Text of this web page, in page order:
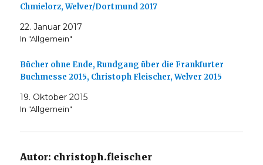
Chmielorz, Welver/Dortmund 2017
22. Januar 2017
In "Allgemein"
Bücher ohne Ende, Rundgang über die Frankfurter
Buchmesse 2015, Christoph Fleischer, Welver 2015
19. Oktober 2015
In "Allgemein"
Autor: christoph.fleischer